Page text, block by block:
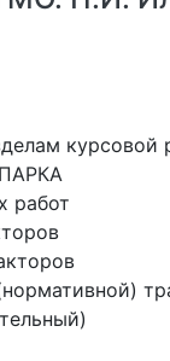
курсовой
работ